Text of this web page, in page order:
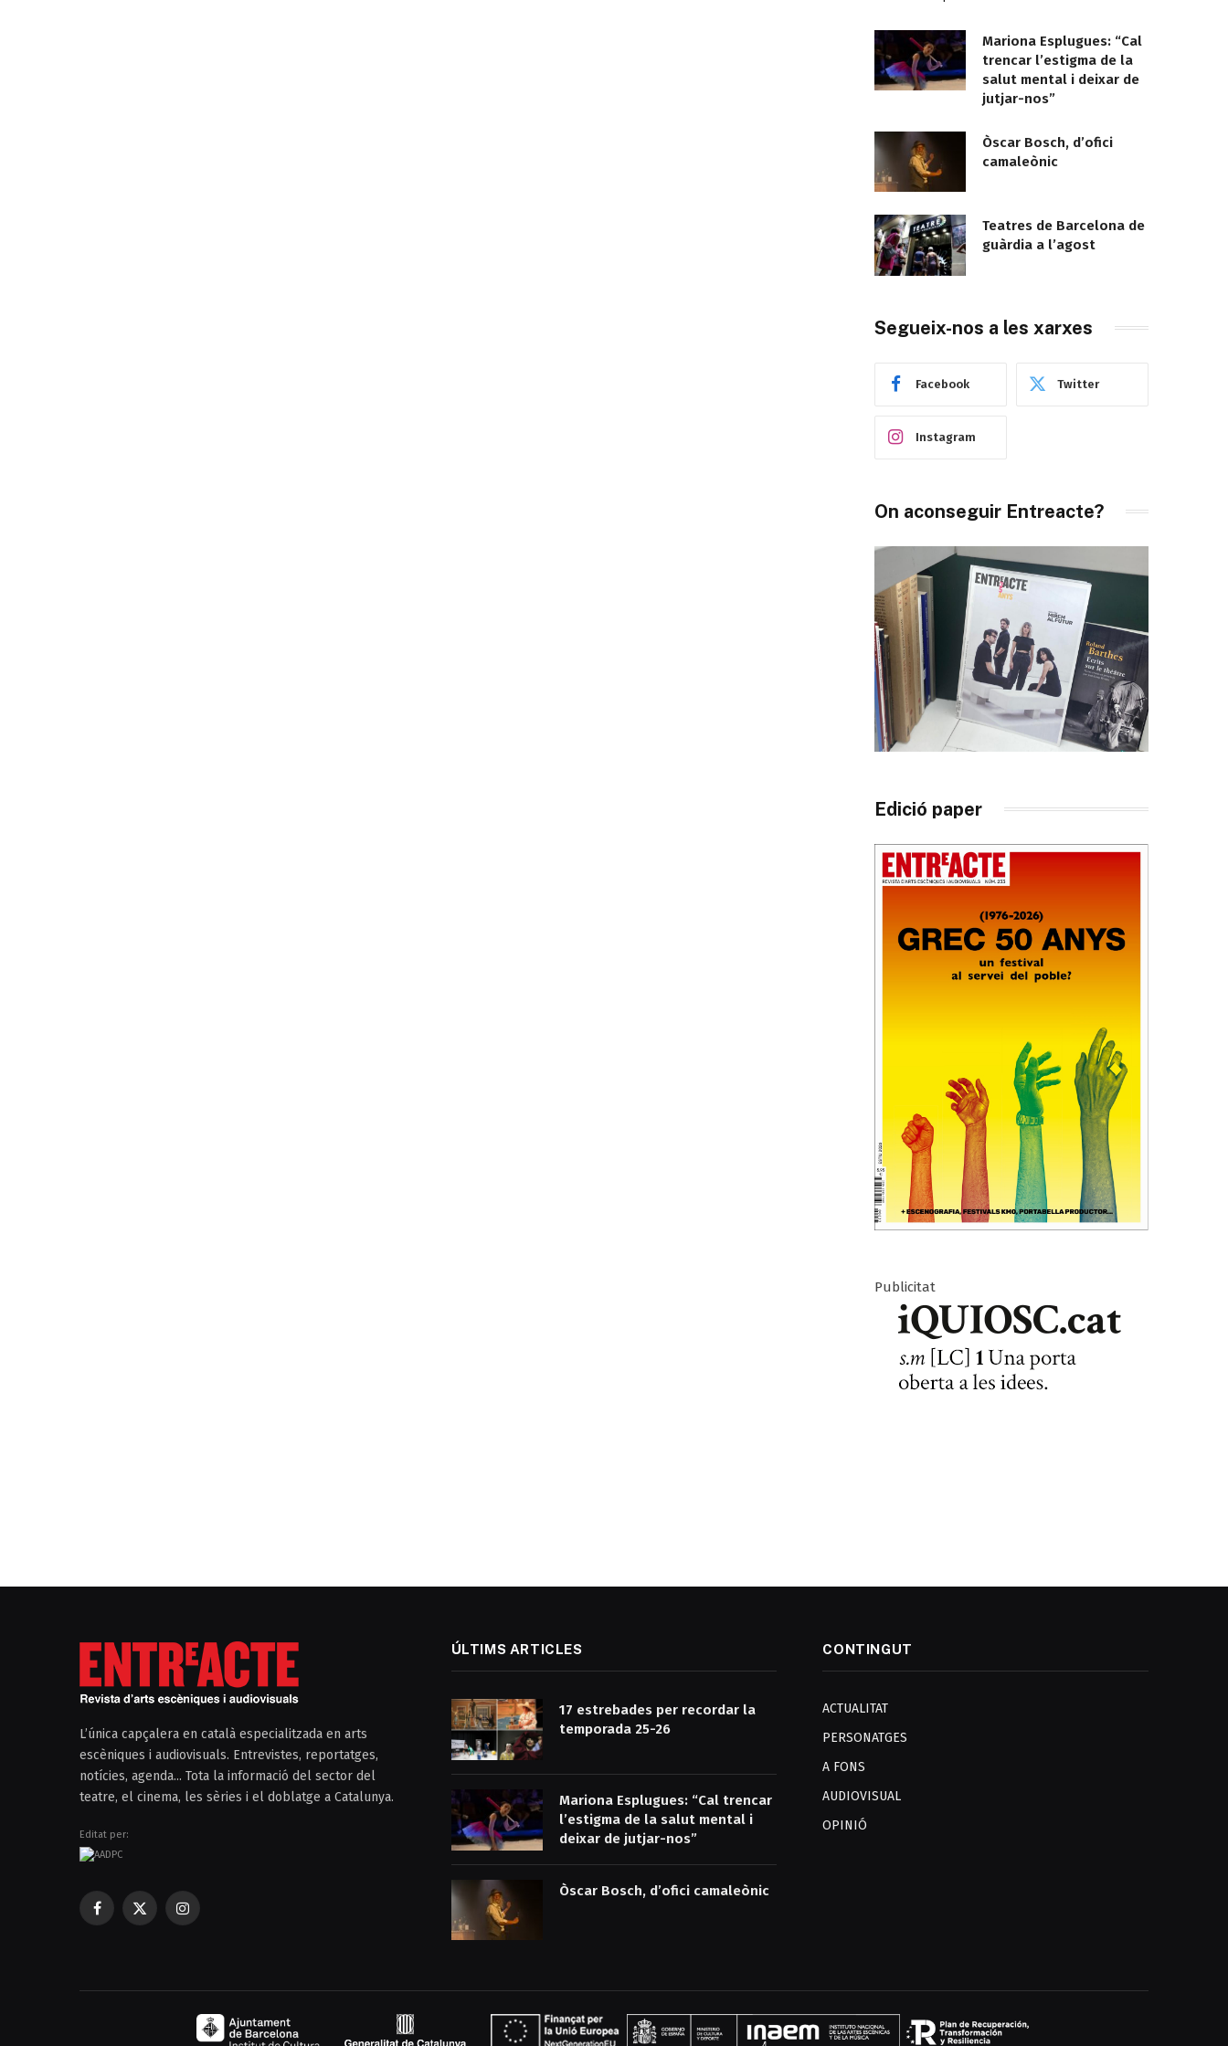
Mariona Esplugues: “Cal
trencar l’estigma de la
salut mental i deixar de
jutjar-nos”
Òscar Bosch, d’ofici
camaleònic
Teatres de Barcelona de
guàrdia a l’agost
Segueix-nos a les xarxes
Facebook Twitter
Instagram
On aconseguir Entreacte?
Edició paper
Publicitat
L’única capçalera en català especialitzada en arts
escèniques i audiovisuals. Entrevistes, reportatges,
notícies, agenda... Tota la informació del sector del
teatre, el cinema, les sèries i el doblatge a Catalunya.
Editat per:
Facebook
X
Instagram
ÚLTIMS ARTICLES
17 estrebades per recordar la
temporada 25-26
Mariona Esplugues: “Cal trencar
l’estigma de la salut mental i
deixar de jutjar-nos”
Òscar Bosch, d’ofici camaleònic
CONTINGUT
ACTUALITAT
PERSONATGES
A FONS
AUDIOVISUAL
OPINIÓ